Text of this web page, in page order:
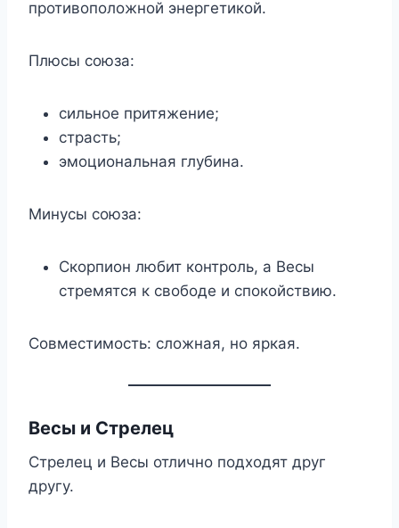
противоположной энергетикой.
Плюсы союза:
сильное притяжение;
страсть;
эмоциональная глубина.
Минусы союза:
Скорпион любит контроль, а Весы
стремятся к свободе и спокойствию.
Совместимость: сложная, но яркая.
Весы и Стрелец
Стрелец и Весы отлично подходят друг
другу.